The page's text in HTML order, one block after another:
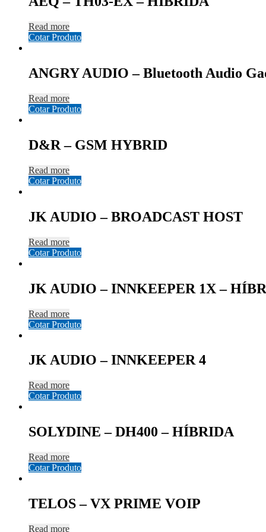
Read more
Cotar Produto
ANGRY AUDIO – Bluetooth Audio
Read more
Cotar Produto
D&R – GSM HYBRID
Read more
Cotar Produto
JK AUDIO – BROADCAST HOST
Read more
Cotar Produto
JK AUDIO – INNKEEPER 1X –
Read more
Cotar Produto
JK AUDIO – INNKEEPER 4
Read more
Cotar Produto
SOLYDINE – DH400 – HÍBRIDA
Read more
Cotar Produto
TELOS – VX PRIME VOIP
Read more